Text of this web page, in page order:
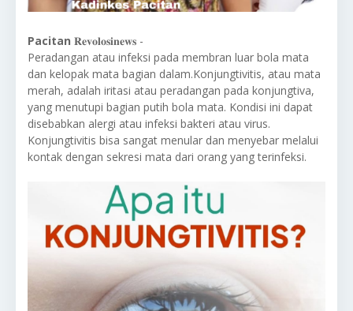
Pacitan 𝐑𝐞𝐯𝐨𝐥𝐨𝐬𝐢𝐧𝐞𝐰𝐬 -
Peradangan atau infeksi pada membran luar bola mata
dan kelopak mata bagian dalam.Konjungtivitis, atau mata
merah, adalah iritasi atau peradangan pada konjungtiva,
yang menutupi bagian putih bola mata. Kondisi ini dapat
disebabkan alergi atau infeksi bakteri atau virus.
Konjungtivitis bisa sangat menular dan menyebar melalui
kontak dengan sekresi mata dari orang yang terinfeksi.